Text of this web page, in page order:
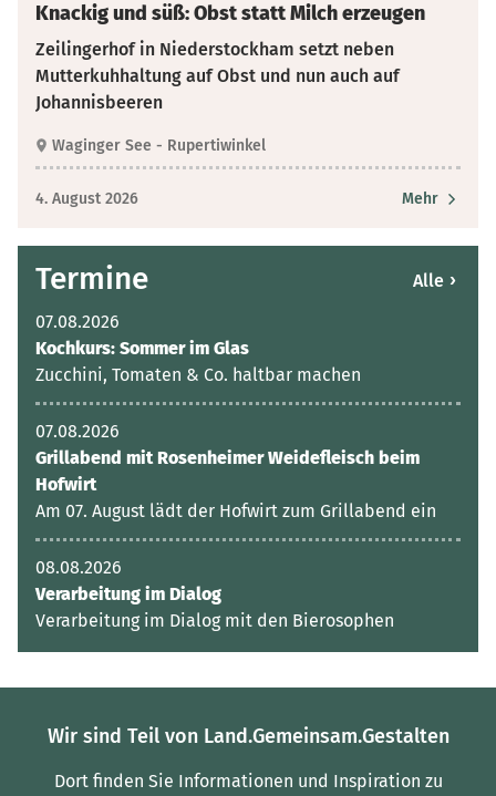
Knackig und süß: Obst statt Milch erzeugen
Zeilingerhof in Niederstockham setzt neben
Mutterkuhhaltung auf Obst und nun auch auf
Johannisbeeren
Waginger See - Rupertiwinkel
4. August 2026 Mehr
Termine Alle ›
07.08.2026
Kochkurs: Sommer im Glas
Zucchini, Tomaten & Co. haltbar machen
07.08.2026
Grillabend mit Rosenheimer Weidefleisch beim
Hofwirt
Am 07. August lädt der Hofwirt zum Grillabend ein
08.08.2026
Verarbeitung im Dialog
Verarbeitung im Dialog mit den Bierosophen
Wir sind Teil von Land.Gemeinsam.Gestalten
Dort finden Sie Informationen und Inspiration zu